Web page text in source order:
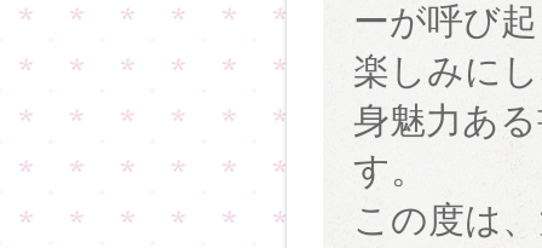
ーが呼び
楽しみに
身魅力あ
す。
この度は